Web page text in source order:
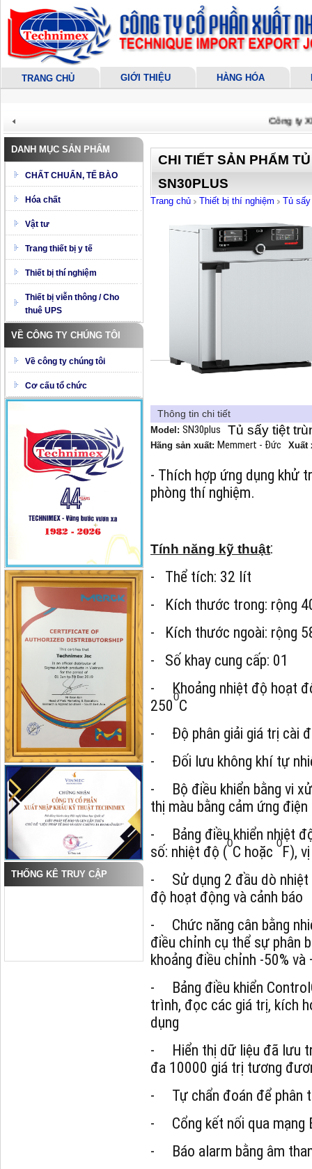
TRANG CHỦ GIỚI THIỆU HÀNG HÓA
Công ty
DANH MỤC SẢN PHẨM
CHẤT CHUẨN, TẾ BÀO
Hóa chất
Vật tư
Trang thiết bị y tế
Thiết bị thí nghiệm
Thiết bị viễn thông / Cho
thuê UPS
VỀ CÔNG TY CHÚNG TÔI
Về công ty chúng tôi
Cơ cấu tổ chức
THỐNG KÊ TRUY CẬP
CHI TIẾT SẢN PHẨM
SN30PLUS
Trang chủ Thiết bị thí nghiệm Tủ
Thông tin chi tiết
Tủ sấy tiệt
Model: SN30plus
Hãng sản xuất: Memmert - Đức
- Thích hợp ứng dụng khử
phòng thí nghiệm.
Tính năng kỹ thuật:
- Thể tích: 32 lít
- Kích thước trong: rộng
- Kích thước ngoài: rộng
- Số khay cung cấp: 01
- Khoảng nhiệt độ hoạt
250
0
C
- Độ phân giải giá trị cài
- Đối lưu không khí tự
- Bộ điều khiển bằng vi
thị màu bằng cảm ứng
- Bảng điều khiển nhiệt
số: nhiệt độ (
0
C hoặc
0
F),
- Sử dụng 2 đầu dò nhiệt
độ hoạt động và cảnh báo
- Chức năng cân bằng
điều chỉnh cụ thể sự phân
khoảng điều chỉnh -50% và
- Bảng điều khiển
trình, đọc các giá trị, kích
dụng
- Hiển thị dữ liệu đã lưu
đa 10000 giá trị tương
- Tự chẩn đoán để phân
- Cổng kết nối qua mạng
- Báo alarm bằng âm